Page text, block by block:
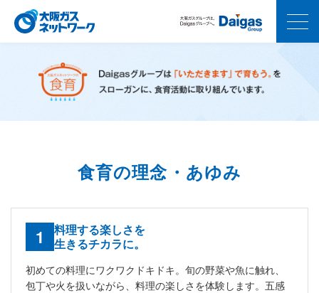
食育の理念・あゆみ
料理する楽しさを
生きるチカラに。
初めての料理にワクワクドキドキ。旬の野菜や魚に触れ、
包丁や火を扱いながら、料理の楽しさを体験します。五感